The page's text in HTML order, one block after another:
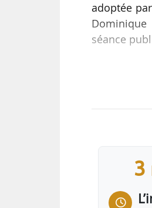
adoptée
Dominique
séance
•
3